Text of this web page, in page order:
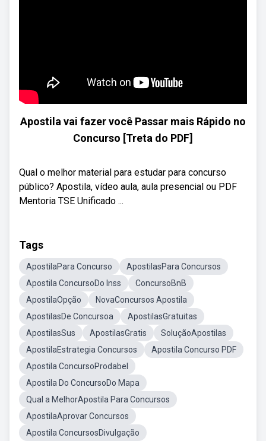
Apostila vai fazer você Passar mais Rápido no
Concurso [Treta do PDF]
Qual o melhor material para estudar para concurso
público? Apostila, vídeo aula, aula presencial ou PDF
Mentoria TSE Unificado ...
Tags
ApostilaPara Concurso
ApostilasPara Concursos
Apostila ConcursoDo Inss
ConcursoBnB
ApostilaOpção
NovaConcursos Apostila
ApostilasDe Concursoa
ApostilasGratuitas
ApostilasSus
ApostilasGratis
SoluçãoApostilas
ApostilaEstrategia Concursos
Apostila Concurso PDF
Apostila ConcursoProdabel
Apostila Do ConcursoDo Mapa
Qual a MelhorApostila Para Concursos
ApostilaAprovar Concursos
Apostila ConcursosDivulgação